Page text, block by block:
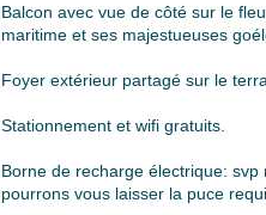
Balcon avec vue de côté sur le
maritime et ses majestueuses
Foyer extérieur partagé sur le
Stationnement et wifi gratuits.
Borne de recharge électrique:
pourrons vous laisser la puce